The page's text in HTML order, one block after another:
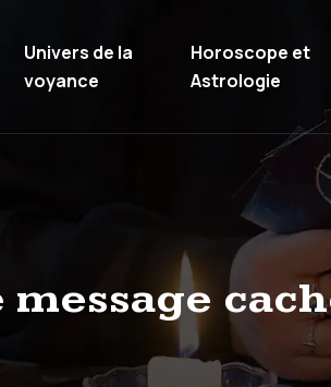
Univers de la
voyance
Horoscope et
Astrologie
message